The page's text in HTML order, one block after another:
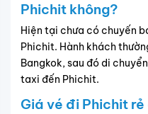
Phichit không?
Hiện tại chưa có chuyến
Phichit. Hành khách
Bangkok, sau đó di
taxi đến Phichit.
Giá vé đi Phichit